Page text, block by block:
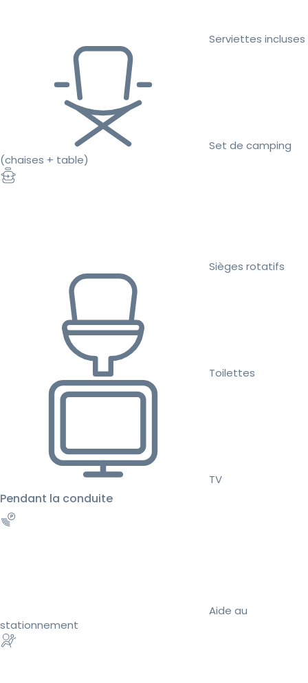
Serviettes incluses
Set de camping
(chaises + table)
Sièges rotatifs
Toilettes
TV
Pendant la conduite
Aide au
stationnement